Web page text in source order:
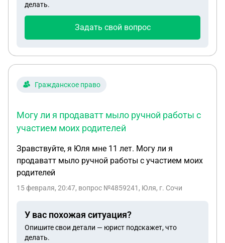
делать.
Задать свой вопрос
Гражданское право
Могу ли я продаватт мыло ручной работы с
участием моих родителей
Зравствуйте, я Юля мне 11 лет. Могу ли я
продаватт мыло ручной работы с участием моих
родителей
15 февраля, 20:47, вопрос №4859241, Юля, г. Сочи
У вас похожая ситуация?
Опишите свои детали — юрист подскажет, что
делать.